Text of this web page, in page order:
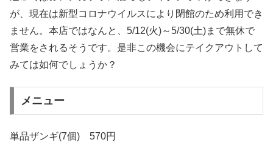
が、現在は新型コロナウイルスにより閉館のため利用でき
ません。本店ではなんと、5/12(火)～5/30(土)まで無休で
営業をされるそうです。是非この機会にテイクアウトして
みては如何でしょうか？
メニュー
単品ザンギ(7個) 570円